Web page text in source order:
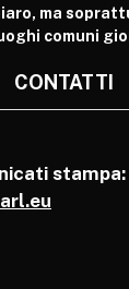
ma
comuni
CONTATTI
stampa: